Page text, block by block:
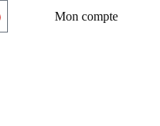
Mon compte